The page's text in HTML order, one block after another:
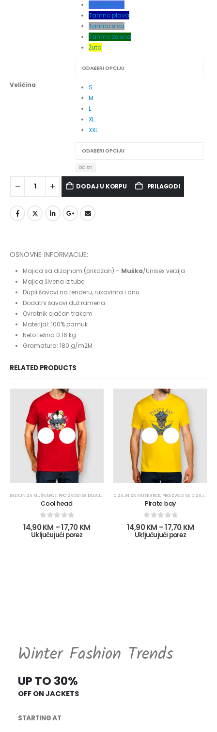
Royal plava
Tamno plava
Tamno siva
Tamno zelena
Žuta
Veličina
S
M
L
XL
XXL
OČISTI
DODAJ U KORPU PRILAGODI
OSNOVNE INFORMACIJE:
Majica sa dizajnom (prikazan) – Muška/Unisex verzija
Majica šivena iz tube
Dupli šavovi na renderu, rukavima i dnu
Dodatni šavovi duž ramena
Ovratnik ojačan trakom
Materijal: 100% pamuk
Neto težina 0.16 kg
Gramatura: 180 g/m2M
RELATED PRODUCTS
DIZAJN ZA MUŠKARCE, PROIZVODI SA DIZAJNOM ŠALJIVE
Cool head
0 out of 5
14,90KM –17,70KM
Uključujući porez
DIZAJN ZA MUŠKARCE, PROIZVODI SA DIZAJNOM
Pirate bay
0 out of 5
14,90KM –17,70KM
Uključujući porez
Winter Fashion Trends
UP TO 30%
OFF ON JACKETS
STARTING AT